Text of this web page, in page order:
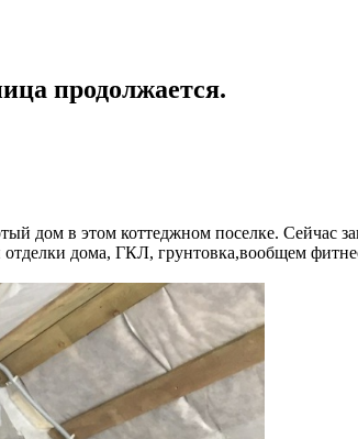
продолжается.
дом в этом коттеджном поселке. Сейчас
дома, ГКЛ, грунтовка,вообщем